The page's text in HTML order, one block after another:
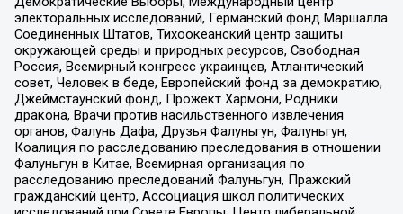
электоральных исследований, Германский фонд Маршалла
Соединенных Штатов, Тихоокеанский центр защиты
окружающей среды и природных ресурсов, Свободная
Россия, Всемирный конгресс украинцев, Атлантический
совет, Человек в беде, Европейский фонд за демократию,
Джеймстаунский фонд, Прожект Хармони, Родники
дракона, Врачи против насильственного извлечения
органов, Фалунь Дафа, Друзья Фалуньгун, Фалуньгун,
Коалиция по расследованию преследования в отношении
Фалуньгун в Китае, Всемирная организация по
расследованию преследований Фалуньгун, Пражский
гражданский центр, Ассоциация школ политических